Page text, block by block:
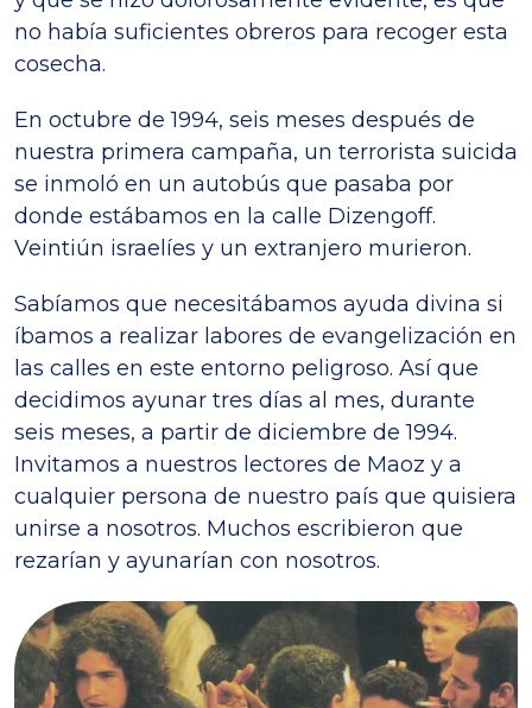
no había suficientes obreros para recoger esta
cosecha.
En octubre de 1994, seis meses después de
nuestra primera campaña, un terrorista suicida
se inmoló en un autobús que pasaba por
donde estábamos en la calle Dizengoff.
Veintiún israelíes y un extranjero murieron.
Sabíamos que necesitábamos ayuda divina si
íbamos a realizar labores de evangelización en
las calles en este entorno peligroso. Así que
decidimos ayunar tres días al mes, durante
seis meses, a partir de diciembre de 1994.
Invitamos a nuestros lectores de Maoz y a
cualquier persona de nuestro país que quisiera
unirse a nosotros. Muchos escribieron que
rezarían y ayunarían con nosotros.